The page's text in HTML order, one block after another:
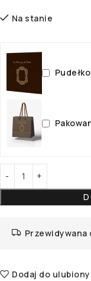
Na stanie
Przewidywana
Dodaj do